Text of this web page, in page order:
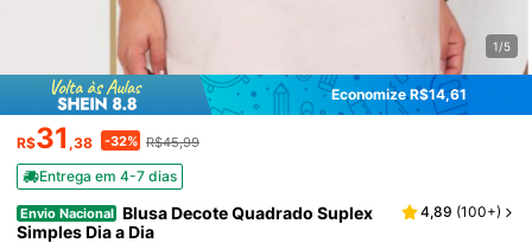
1/5
Economize R$14,61
R$31 ,38 -32% R$45,99
Entrega em 4-7 dias
Envio Nacional Blusa Decote Quadrado Suplex
Simples Dia a Dia
4,89 (100+)